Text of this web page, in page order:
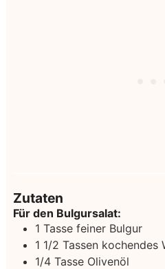
Zutaten
Für den Bulgursalat:
1 Tasse feiner Bulgur
1 1/2 Tassen kochendes
1/4 Tasse Olivenöl